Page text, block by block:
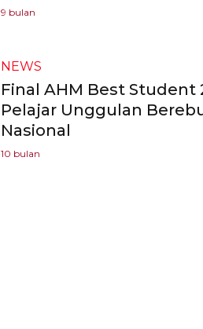
9 bulan
NEWS
Final AHM Best Student
Pelajar Unggulan
Nasional
10 bulan